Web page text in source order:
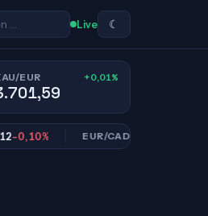
Live ☾
EUR +0,01%
EUR/CAD1,6160